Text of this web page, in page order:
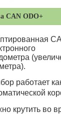
CAN ODO+
работает
крутить во